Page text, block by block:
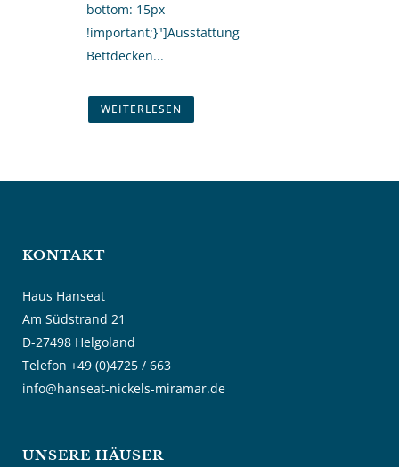
bottom: 15px
!important;}"]Ausstattung
Bettdecken...
WEITERLESEN
KONTAKT
Haus Hanseat
Am Südstrand 21
D-27498 Helgoland
Telefon +49 (0)4725 / 663
info@hanseat-nickels-miramar.de
UNSERE HÄUSER